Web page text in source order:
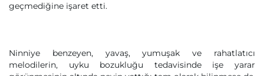
geçmediğine işaret etti.
Ninniye benzeyen, yavaş, yumuşak ve rahatlatıcı
melodilerin, uyku bozukluğu tedavisinde işe yarar